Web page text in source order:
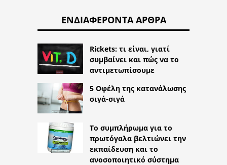
ΕΝΔΙΑΦΈΡΟΝΤΑ ΆΡΘΡΑ
Rickets: τι είναι, γιατί
συμβαίνει και πώς να το
αντιμετωπίσουμε
5 Οφέλη της κατανάλωσης
σιγά-σιγά
Το συμπλήρωμα για το
πρωτόγαλα βελτιώνει την
εκπαίδευση και το
ανοσοποιητικό σύστημα